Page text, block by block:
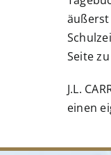
Seite
J.L.
einen